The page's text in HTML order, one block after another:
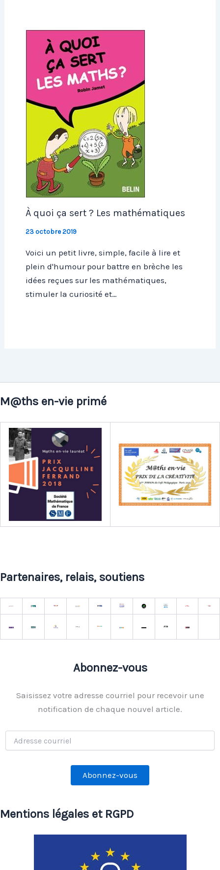
À quoi ça sert ? Les mathématiques
23 octobre 2019
Voici un petit livre, simple, facile à lire et
plein d'humour pour battre en brèche les
idées reçues sur les mathématiques,
stimuler la curiosité et…
M@ths en-vie primé
Partenaires, relais, soutiens
Abonnez-vous
Saisissez votre adresse courriel pour recevoir une
notification de chaque nouvel article.
Adresse
courriel
Abonnez-vous
Mentions légales et RGPD